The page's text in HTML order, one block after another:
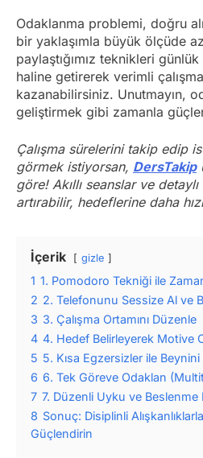
Odaklanma problemi, doğru
bir yaklaşımla büyük ölçüde
paylaştığımız teknikleri
haline getirerek verimli çalışma
kazanabilirsiniz. Unutmayın,
geliştirmek gibi zamanla
Çalışma sürelerini takip edip
görmek istiyorsan, DersTakip
göre! Akıllı seanslar ve
artırabilir, hedeflerine daha
İçerik gizle
1 1. Pomodoro Tekniği ile
2 2. Telefonunu Sessize Al ve
3 3. Çalışma Ortamını Düzenle
4 4. Hedef Belirleyerek Motive
5 5. Kısa Egzersizler ile
6 6. Tek Göreve Odaklan
7 7. Düzenli Uyku ve Beslenme
8 Sonuç: Disiplinli
Güçlendirin